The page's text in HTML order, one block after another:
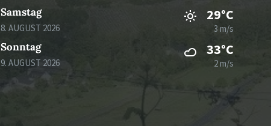
Samstag
8. AUGUST 2026
29°C
3 m/s
Sonntag
9. AUGUST 2026
33°C
2 m/s